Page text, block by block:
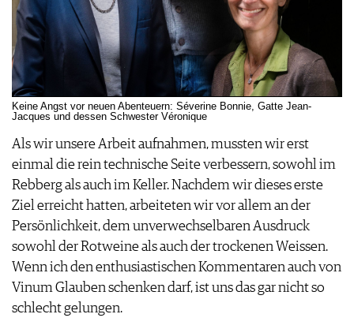
Keine Angst vor neuen Abenteuern: Séverine Bonnie, Gatte Jean-
Jacques und dessen Schwester Véronique
Als wir unsere Arbeit aufnahmen, mussten wir erst
einmal die rein technische Seite verbessern, sowohl im
Rebberg als auch im Keller. Nachdem wir dieses erste
Ziel erreicht hatten, arbeiteten wir vor allem an der
Persönlichkeit, dem unverwechselbaren Ausdruck
sowohl der Rotweine als auch der trockenen Weissen.
Wenn ich den enthusiastischen Kommentaren auch von
Vinum Glauben schenken darf, ist uns das gar nicht so
schlecht gelungen.